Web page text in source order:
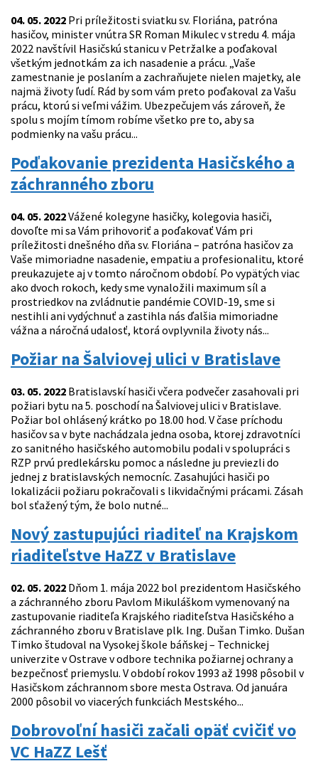
04. 05. 2022 Pri príležitosti sviatku sv. Floriána, patróna
hasičov, minister vnútra SR Roman Mikulec v stredu 4. mája
2022 navštívil Hasičskú stanicu v Petržalke a poďakoval
všetkým jednotkám za ich nasadenie a prácu. „Vaše
zamestnanie je poslaním a zachraňujete nielen majetky, ale
najmä životy ľudí. Rád by som vám preto poďakoval za Vašu
prácu, ktorú si veľmi vážim. Ubezpečujem vás zároveň, že
spolu s mojím tímom robíme všetko pre to, aby sa
podmienky na vašu prácu...
Poďakovanie prezidenta Hasičského a
záchranného zboru
04. 05. 2022Vážené kolegyne hasičky, kolegovia hasiči,
dovoľte mi sa Vám prihovoriť a poďakovať Vám pri
príležitosti dnešného dňa sv. Floriána – patróna hasičov za
Vaše mimoriadne nasadenie, empatiu a profesionalitu, ktoré
preukazujete aj v tomto náročnom období. Po vypätých viac
ako dvoch rokoch, kedy sme vynaložili maximum síl a
prostriedkov na zvládnutie pandémie COVID-19, sme si
nestihli ani vydýchnuť a zastihla nás ďalšia mimoriadne
vážna a náročná udalosť, ktorá ovplyvnila životy nás...
Požiar na Šalviovej ulici v Bratislave
03. 05. 2022 Bratislavskí hasiči včera podvečer zasahovali pri
požiari bytu na 5. poschodí na Šalviovej ulici v Bratislave.
Požiar bol ohlásený krátko po 18.00 hod. V čase príchodu
hasičov sa v byte nachádzala jedna osoba, ktorej zdravotníci
zo sanitného hasičského automobilu podali v spolupráci s
RZP prvú predlekársku pomoc a následne ju previezli do
jednej z bratislavských nemocníc. Zasahujúci hasiči po
lokalizácii požiaru pokračovali s likvidačnými prácami. Zásah
bol sťažený tým, že bolo nutné...
Nový zastupujúci riaditeľ na Krajskom
riaditeľstve HaZZ v Bratislave
02. 05. 2022 Dňom 1. mája 2022 bol prezidentom Hasičského
a záchranného zboru Pavlom Mikuláškom vymenovaný na
zastupovanie riaditeľa Krajského riaditeľstva Hasičského a
záchranného zboru v Bratislave plk. Ing. Dušan Timko. Dušan
Timko študoval na Vysokej škole báňskej – Technickej
univerzite v Ostrave v odbore technika požiarnej ochrany a
bezpečnosť priemyslu. V období rokov 1993 až 1998 pôsobil v
Hasičskom záchrannom sbore mesta Ostrava. Od januára
2000 pôsobil vo viacerých funkciách Mestského...
Dobrovoľní hasiči začali opäť cvičiť vo
VC HaZZ Lešť